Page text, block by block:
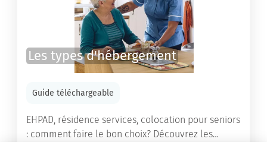
Les types d'hébergement
Guide téléchargeable
EHPAD, résidence services, colocation pour seniors
: comment faire le bon choix? Découvrez les